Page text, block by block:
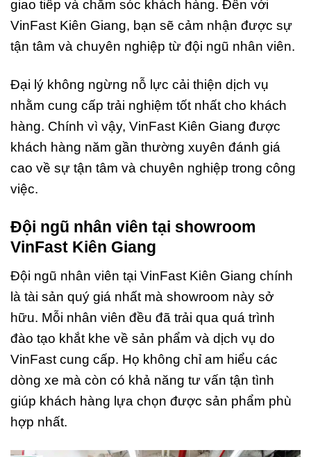
giao tiếp và chăm sóc khách hàng. Đến với
VinFast Kiên Giang, bạn sẽ cảm nhận được sự
tận tâm và chuyên nghiệp từ đội ngũ nhân viên.
Đại lý không ngừng nỗ lực cải thiện dịch vụ
nhằm cung cấp trải nghiệm tốt nhất cho khách
hàng. Chính vì vậy, VinFast Kiên Giang được
khách hàng năm gần thường xuyên đánh giá
cao về sự tận tâm và chuyên nghiệp trong công
việc.
Đội ngũ nhân viên tại showroom
VinFast Kiên Giang
Đội ngũ nhân viên tại VinFast Kiên Giang chính
là tài sản quý giá nhất mà showroom này sở
hữu. Mỗi nhân viên đều đã trải qua quá trình
đào tạo khắt khe về sản phẩm và dịch vụ do
VinFast cung cấp. Họ không chỉ am hiểu các
dòng xe mà còn có khả năng tư vấn tận tình
giúp khách hàng lựa chọn được sản phẩm phù
hợp nhất.